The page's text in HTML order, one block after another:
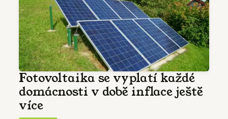
Fotovoltaika se vyplatí každé
domácnosti v době inflace ještě
více